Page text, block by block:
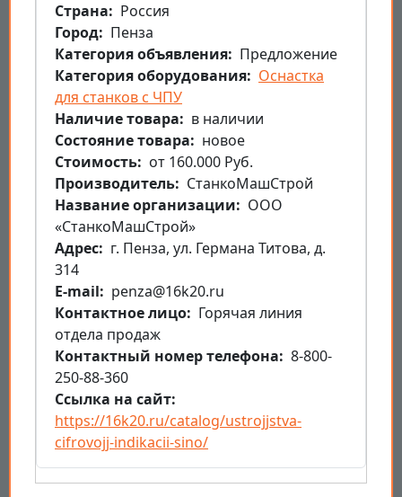
Страна
Россия
Город
Пенза
Категория объявления
Предложение
Категория оборудования
Оснастка
для станков с ЧПУ
Наличие товара
в наличии
Состояние товара
новое
Стоимость
от 160.000 Руб.
Производитель
СтанкоМашСтрой
Название организации
ООО
«СтанкоМашСтрой»
Aдрес
г. Пенза, ул. Германа Титова, д.
314
E-mail
penza@16k20.ru
Контактное лицо
Горячая линия
отдела продаж
Контактный номер телефона
8-800-
250-88-360
Ссылка на сайт
https://16k20.ru/catalog/ustrojjstva-
cifrovojj-indikacii-sino/